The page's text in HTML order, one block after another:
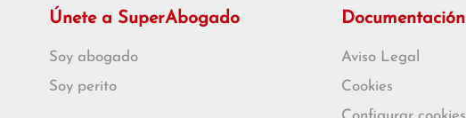
Únete a SuperAbogado
Soy abogado
Soy perito
Documentación
Aviso Legal
Cookies